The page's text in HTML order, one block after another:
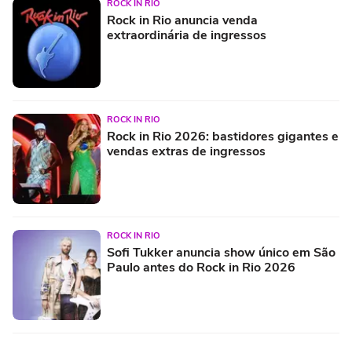
ROCK IN RIO
Rock in Rio anuncia venda
extraordinária de ingressos
ROCK IN RIO
Rock in Rio 2026: bastidores gigantes e
vendas extras de ingressos
ROCK IN RIO
Sofi Tukker anuncia show único em São
Paulo antes do Rock in Rio 2026